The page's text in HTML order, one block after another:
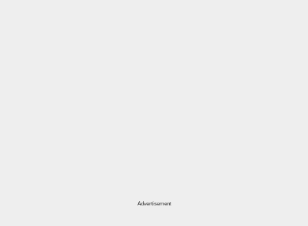
Advertisement